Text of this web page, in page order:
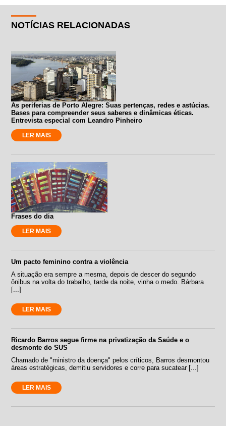
NOTÍCIAS RELACIONADAS
As periferias de Porto Alegre: Suas pertenças, redes e astúcias.
Bases para compreender seus saberes e dinâmicas éticas.
Entrevista especial com Leandro Pinheiro
LER MAIS
Frases do dia
LER MAIS
Um pacto feminino contra a violência
A situação era sempre a mesma, depois de descer do segundo
ônibus na volta do trabalho, tarde da noite, vinha o medo. Bárbara
[...]
LER MAIS
Ricardo Barros segue firme na privatização da Saúde e o
desmonte do SUS
Chamado de "ministro da doença" pelos críticos, Barros desmontou
áreas estratégicas, demitiu servidores e corre para sucatear [...]
LER MAIS